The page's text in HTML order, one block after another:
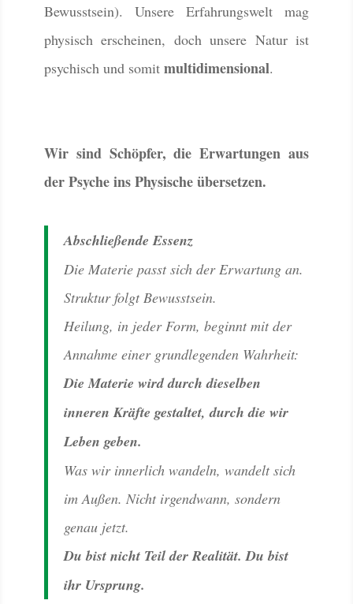
Bewusstsein). Unsere Erfahrungswelt mag
physisch erscheinen, doch unsere Natur ist
psychisch und somit multidimensional.
Wir sind Schöpfer, die Erwartungen aus
der Psyche ins Physische übersetzen.
Abschließende Essenz
Die Materie passt sich der Erwartung an.
Struktur folgt Bewusstsein.
Heilung, in jeder Form, beginnt mit der
Annahme einer grundlegenden Wahrheit:
Die Materie wird durch dieselben
inneren Kräfte gestaltet, durch die wir
Leben geben.
Was wir innerlich wandeln, wandelt sich
im Außen. Nicht irgendwann, sondern
genau jetzt.
Du bist nicht Teil der Realität. Du bist
ihr Ursprung.